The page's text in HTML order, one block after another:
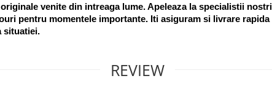
venite din intreaga lume. Apeleaza la specialistii
pentru momentele importante. Iti asiguram si livrare
situatiei.
REVIEW